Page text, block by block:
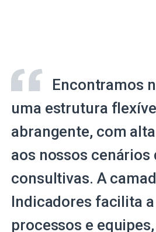
Encontramos
uma estrutura
abrangente, com
aos nossos cenários
consultivas. A
Indicadores facilita
processos e